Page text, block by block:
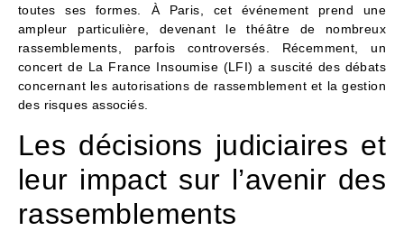
toutes ses formes. À Paris, cet événement prend une
ampleur particulière, devenant le théâtre de nombreux
rassemblements, parfois controversés. Récemment, un
concert de La France Insoumise (LFI) a suscité des débats
concernant les autorisations de rassemblement et la gestion
des risques associés.
Les décisions judiciaires et
leur impact sur l’avenir des
rassemblements